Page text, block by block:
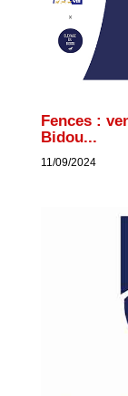
Fences :
Bidou...
11/09/2024